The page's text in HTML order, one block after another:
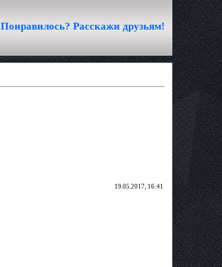
Понравилось? Расскажи друзьям!
19.05.2017, 16:41